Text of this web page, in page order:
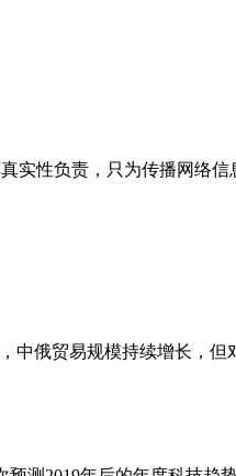
实性负责，只为传播网络
中俄贸易规模持续增长，